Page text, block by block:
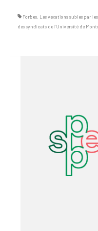
Forbes, Les vexations subies par
des syndicats de l’Université de